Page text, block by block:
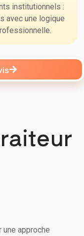
institutionnels :
avec une logique
approche